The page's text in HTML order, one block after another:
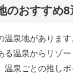
のおすすめ8
温泉地がありま
る温泉からリゾ
温泉ごとの推し